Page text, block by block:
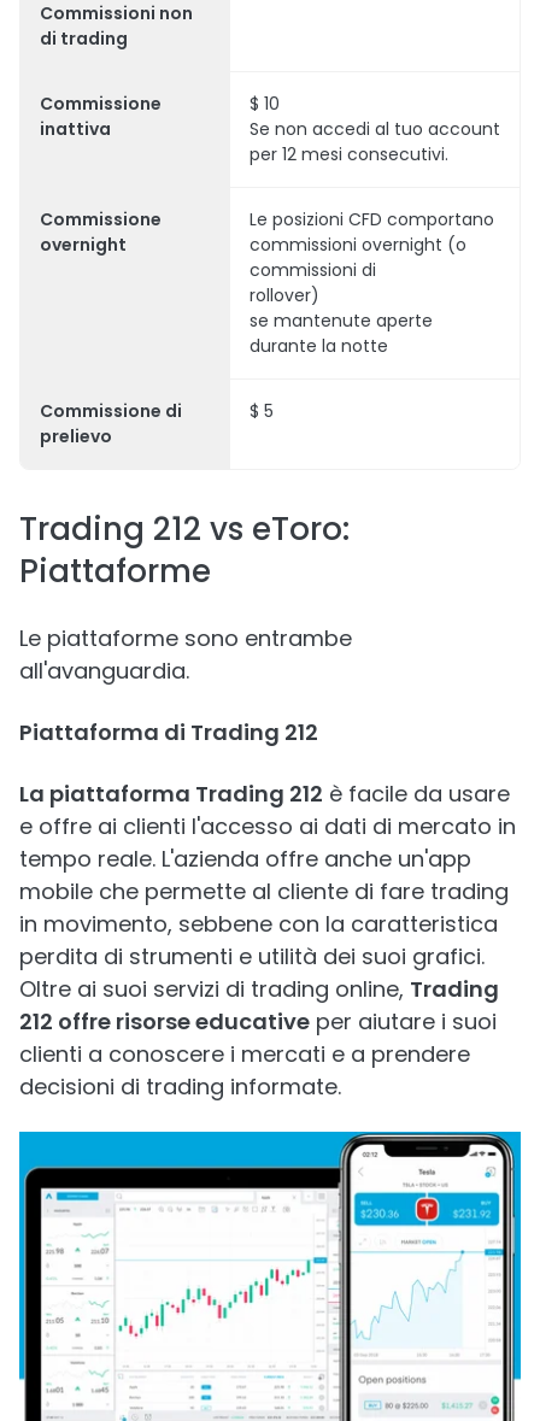
Commissioni non
di trading
Commissione
inattiva
$ 10
Se non accedi al tuo account
per 12 mesi consecutivi.
Commissione
overnight
Le posizioni CFD comportano
commissioni overnight (o
commissioni di
rollover)
se mantenute aperte
durante la notte
Commissione di
prelievo
$ 5
Trading 212 vs eToro:
Piattaforme
Le piattaforme sono entrambe
all'avanguardia.
Piattaforma di Trading 212
La piattaforma Trading 212 è facile da usare
e offre ai clienti l'accesso ai dati di mercato in
tempo reale. L'azienda offre anche un'app
mobile che permette al cliente di fare trading
in movimento, sebbene con la caratteristica
perdita di strumenti e utilità dei suoi grafici.
Oltre ai suoi servizi di trading online, Trading
212 offre risorse educative per aiutare i suoi
clienti a conoscere i mercati e a prendere
decisioni di trading informate.